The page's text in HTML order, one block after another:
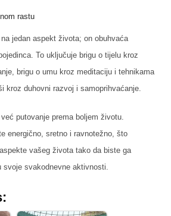
rastu
jedan aspekt života; on obuhvaća
To uključuje brigu o tijelu kroz
brigu o umu kroz meditaciju i tehnikama
kroz duhovni razvoj i samoprihvaćanje.
putovanje prema boljem životu.
energično, sretno i ravnotežno, što
vašeg života tako da biste ga
svakodnevne aktivnosti.